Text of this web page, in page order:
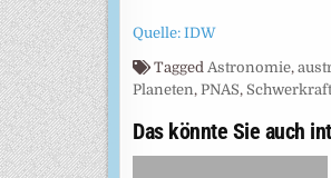
Quelle: IDW
Tagged Astronomie,
Planeten, PNAS, Schwerkraft
Das könnte Sie auch